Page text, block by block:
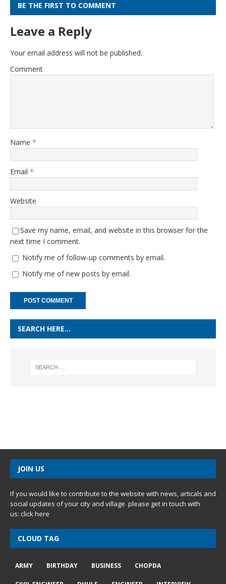
BE THE FIRST TO COMMENT
Leave a Reply
Your email address will not be published.
Comment
Name *
Email *
Website
Save my name, email, and website in this browser for the
next time I comment.
Notify me of follow-up comments by email.
Notify me of new posts by email.
SEARCH HERE…
JOIN US
If you would like to contribute to the website with news, articals and
social updates of your city and village please get in touch with
us: click here
CLOUD TAG
ARMY BIRTHDAY BUSINESS CHOPDA